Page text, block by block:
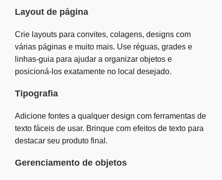
Layout de página
Crie layouts para convites, colagens, designs com
várias páginas e muito mais. Use réguas, grades e
linhas-guia para ajudar a organizar objetos e
posicioná-los exatamente no local desejado.
Tipografia
Adicione fontes a qualquer design com ferramentas de
texto fáceis de usar. Brinque com efeitos de texto para
destacar seu produto final.
Gerenciamento de objetos